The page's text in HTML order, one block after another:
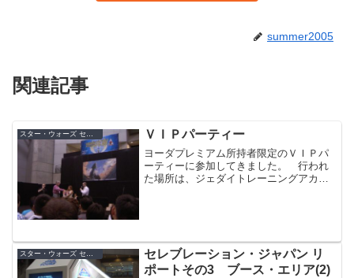
summer2005
関連記事
ＶＩＰパーティー
ヨーダプレミアム所持者限定のＶＩＰパ
ーティーに参加してきました。 行われ
た場所は、ジェダイトレーニングアカデ
スター・ウォーズ セレブレーション・ジャパン（2008）
セレブレーション・ジャパン リ
ポートその3 ブース・エリア(2)